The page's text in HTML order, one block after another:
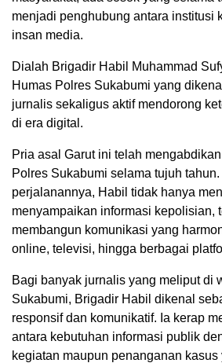
menjadi penghubung antara institusi
insan media.
Dialah Brigadir Habil Muhammad
Humas Polres Sukabumi yang
jurnalis sekaligus aktif mendorong
di era digital.
Pria asal Garut ini telah
Polres Sukabumi selama tujuh
perjalanannya, Habil tidak hanya
menyampaikan informasi kepolisian,
membangun komunikasi yang
online, televisi, hingga berbagai
Bagi banyak jurnalis yang meliput di
Sukabumi, Brigadir Habil dikenal
responsif dan komunikatif. Ia kerap
antara kebutuhan informasi publik
kegiatan maupun penanganan